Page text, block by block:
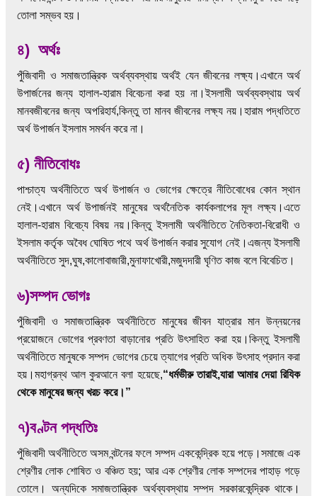
তোলা সম্ভব হয়।
৪) অর্থঃ
পুঁজিবাদী ও সমাজতান্ত্রিক অর্থব্যবস্থায় অর্থই যেন জীবনের লক্ষ্য।এখানে অর্থ
উপার্জনের জন্য হালাল-হারাম বিবেচনা করা হয় না।ইসলামী অর্থব্যবস্থায় অর্থ
মানবজীবনের জন্য অপরিহার্য,কিন্তু তা মানব জীবনের লক্ষ্য নয়।হারাম পদ্ধতিতে
অর্থ উপার্জন ইসলাম সমর্থন করে না।
৫) নীতিবোধঃ
পাশ্চাত্য অর্থনীতিতে অর্থ উপার্জন ও ভোগের ক্ষেত্রে নীতিবোধের কোন স্থান
নেই।এখানে অর্থ উপার্জনই মানুষের অর্থনৈতিক কার্যকলাপের মূল লক্ষ্য।এতে
হালাল-হারাম বিবেচ্য বিষয় নয়।কিন্তু ইসলামী অর্থনীতিতে নৈতিকতা-বিরোধী ও
ইসলাম কর্তৃক অবৈধ ঘোষিত পথে অর্থ উপার্জন করার সুযোগ নেই।এজন্য ইসলামী
অর্থনীতিতে সুদ,ঘুষ,কালোবাজারী,মুনাফাখোরী,মজুদদারী ঘৃণিত কাজ বলে বিবেচিত।
৬)সম্পদ ভোগঃ
পুঁজিবাদী ও সমাজতান্ত্রিক অর্থনীতিতে মানুষের জীবন যাত্রার মান উন্নয়নের
প্রয়োজনে ভোগের প্রবণতা বাড়ানোর প্রতি উৎসাহিত করা হয়।কিন্তু ইসলামী
অর্থনীতিতে মানুষকে সম্পদ ভোগের চেয়ে ত্যাগের প্রতি অধিক উৎসাহ প্রদান করা
হয়।মহাগ্রন্থ আল কুরআনে বলা হয়েছে,“ধর্মভীরু তারাই,যারা আমার দেয়া রিযিক
থেকে মানুষের জন্য খরচ করে।”
৭)বণ্টন পদ্ধতিঃ
পুঁজিবাদী অর্থনীতিতে অসম বন্টনের ফলে সম্পদ এককেন্দ্রিক হয়ে পড়ে।সমাজে এক
শ্রেণীর লোক শোষিত ও বঞ্চিত হয়; আর এক শ্রেণীর লোক সম্পদের পাহাড় গড়ে
তোলে। অন্যদিকে সমাজতান্ত্রিক অর্থব্যবস্থায় সম্পদ সরকারকেন্দ্রিক থাকে।